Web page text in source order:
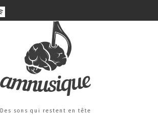
Des sons qui restent en tête